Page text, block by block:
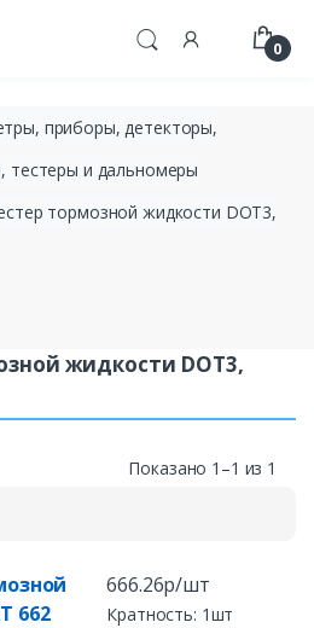
0
приборы, детекторы,
тестеры и дальномеры
тормозной жидкости DOT3,
жидкости DOT3,
Показано 1–1 из 1
662
666.26р/шт
Кратность: 1шт